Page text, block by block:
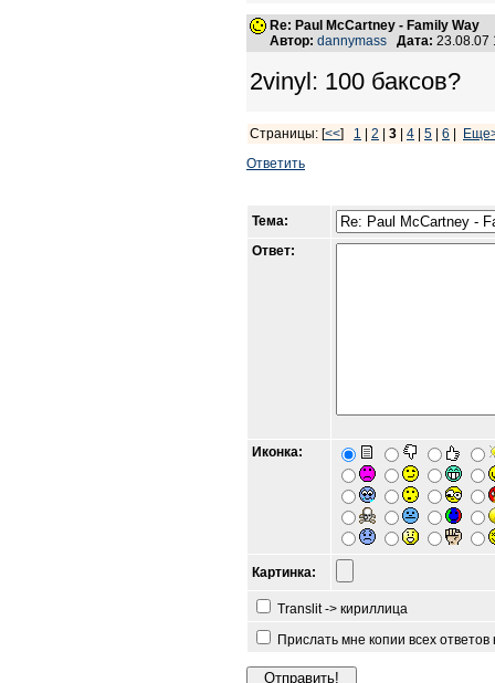
Re: Paul McCartney - Family Way
Автор: dannymass Дата:
2vinyl: 100 баксов?
Страницы: [<<] 1 2 3 4 5 6
Ответить
Тема:
Ответ:
Иконка:
Картинка:
Translit -> кириллица
Прислать мне копии всех